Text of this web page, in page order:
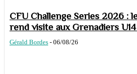
CFU Challenge Series 2026 :
rend visite aux Grenadiers
Gérald Bordes - 06/08/26